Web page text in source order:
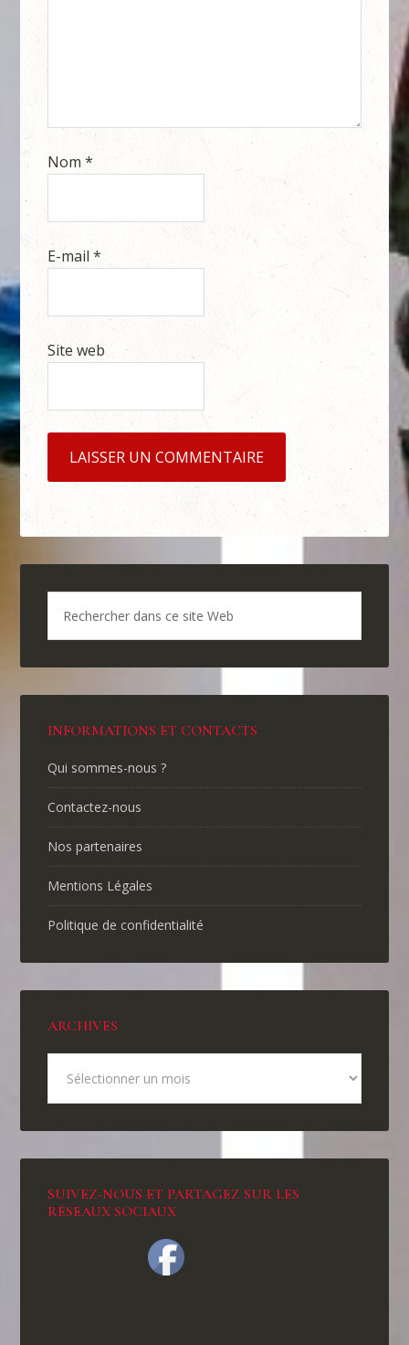
Nom*
E-mail*
Site web
INFORMATIONS ET CONTACTS
Qui sommes-nous ?
Contactez-nous
Nos partenaires
Mentions Légales
Politique de confidentialité
ARCHIVES
SUIVEZ-NOUS ET PARTAGEZ SUR LES
RÉSEAUX SOCIAUX